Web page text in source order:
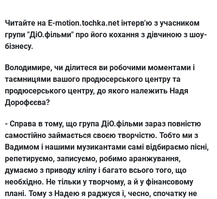
Читайте на E-motion.tochka.net інтерв'ю з учасником
групи "ДіО.фільми" про його кохання з дівчиною з шоу-
бізнесу.
Володимире, чи ділитеся ви робочими моментами і
таємницями вашого продюсерського центру та
продюсерського центру, до якого належить Надя
Дорофєєва?
- Справа в тому, що група ДіО.фільми зараз повністю
самостійно займається своєю творчістю. Тобто ми з
Вадимом і нашими музикантами самі відбираємо пісні,
репетируємо, записуємо, робимо аранжування,
думаємо з приводу кліпу і багато всього того, що
необхідно. Не тільки у творчому, а й у фінансовому
плані. Тому з Надею я раджуся і, чесно, спочатку не